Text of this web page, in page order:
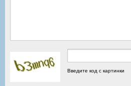
Введите код с картинки